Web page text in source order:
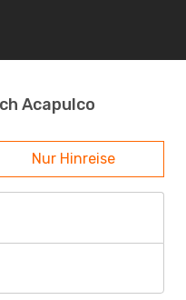
Acapulco
Nur Hinreise